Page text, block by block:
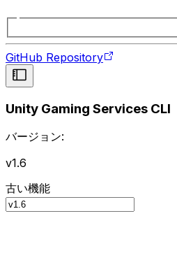
GitHub Repository
Unity Gaming Services CLI
バージョン:
v1.6
古い機能